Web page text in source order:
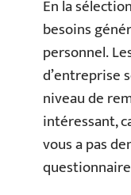
En la
besoins
personnel.
d’entreprise
niveau de
intéressant,
vous a pas